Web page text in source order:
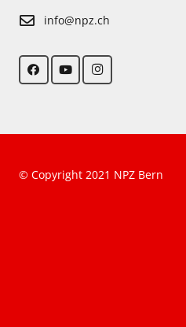
info@npz.ch
© Copyright 2021 NPZ Bern